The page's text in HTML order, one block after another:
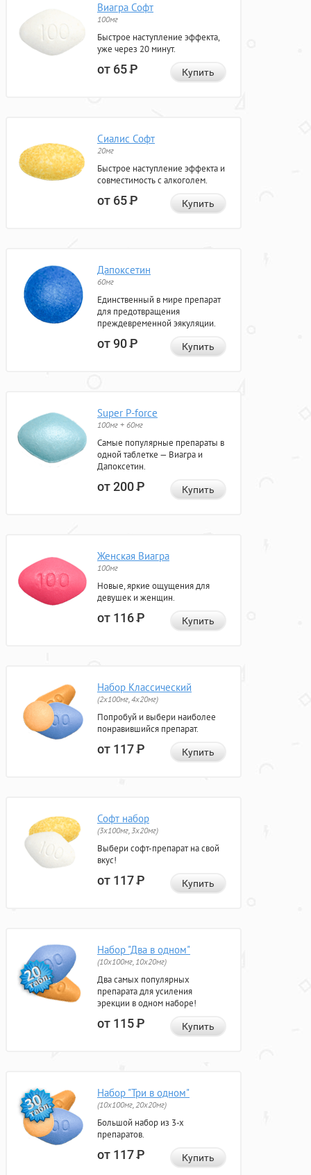
Виагра Софт
100мг
Быстрое наступление эффекта,
уже через 20 минут.
от 65Р Купить
Сиалис Софт
20мг
Быстрое наступление эффекта и
совместимость с алкоголем.
от 65Р Купить
Дапоксетин
60мг
Единственный в мире препарат
для предотвращения
преждевременной эякуляции.
от 90Р Купить
Super P-force
100мг + 60мг
Самые популярные препараты в
одной таблетке — Виагра и
Дапоксетин.
от 200Р Купить
Женская Виагра
100мг
Новые, яркие ощущения для
девушек и женщин.
от 116Р Купить
Набор Классический
(2x100мг, 4x20мг)
Попробуй и выбери наиболее
понравившийся препарат.
от 117Р Купить
Софт набор
(3x100мг, 3x20мг)
Выбери софт-препарат на свой
вкус!
от 117Р Купить
Набор "Два в одном"
(10x100мг, 10x20мг)
Два самых популярных
препарата для усиления
эрекции в одном наборе!
от 115Р Купить
Набор "Три в одном"
(10x100мг, 20x20мг)
Большой набор из 3-х
препаратов.
от 117Р Купить